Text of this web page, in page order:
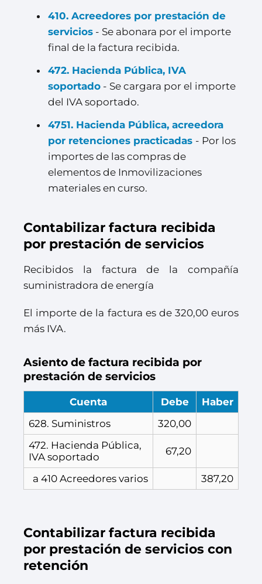
410. Acreedores por prestación de
servicios - Se abonara por el importe
final de la factura recibida.
472. Hacienda Pública, IVA
soportado - Se cargara por el importe
del IVA soportado.
4751. Hacienda Pública, acreedora
por retenciones practicadas - Por los
importes de las compras de
elementos de Inmovilizaciones
materiales en curso.
Contabilizar factura recibida
por prestación de servicios
Recibidos la factura de la compañía
suministradora de energía
El importe de la factura es de 320,00 euros
más IVA.
Asiento de factura recibida por
prestación de servicios
Cuenta Debe
Haber
628. Suministros
320,00
472. Hacienda Pública,
IVA soportado
67,20
a 410 Acreedores varios 387,20
Contabilizar factura recibida
por prestación de servicios con
retención